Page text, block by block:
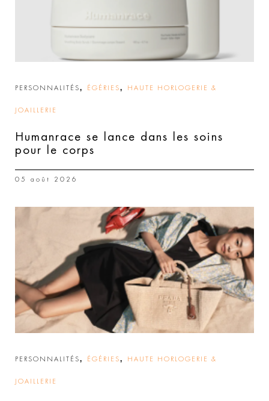
PERSONNALITÉS, ÉGÉRIES, HAUTE HORLOGERIE &
JOAILLERIE
Humanrace se lance dans les soins
pour le corps
05 août 2026
PERSONNALITÉS, ÉGÉRIES, HAUTE HORLOGERIE &
JOAILLERIE